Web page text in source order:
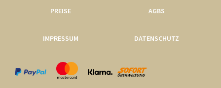
PREISE AGBS
IMPRESSUM DATENSCHUTZ